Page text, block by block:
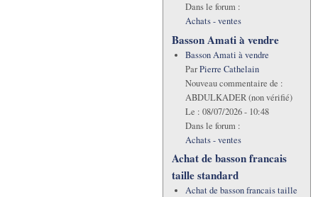
Dans le forum :
Achats - ventes
Basson Amati à vendre
Basson Amati à vendre
ParPierre Cathelain
Nouveau commentaire de :
ABDULKADER (non vérifié)
Le : 08/07/2026 - 10:48
Dans le forum :
Achats - ventes
Achat de basson francais
taille standard
Achat de basson francais taille